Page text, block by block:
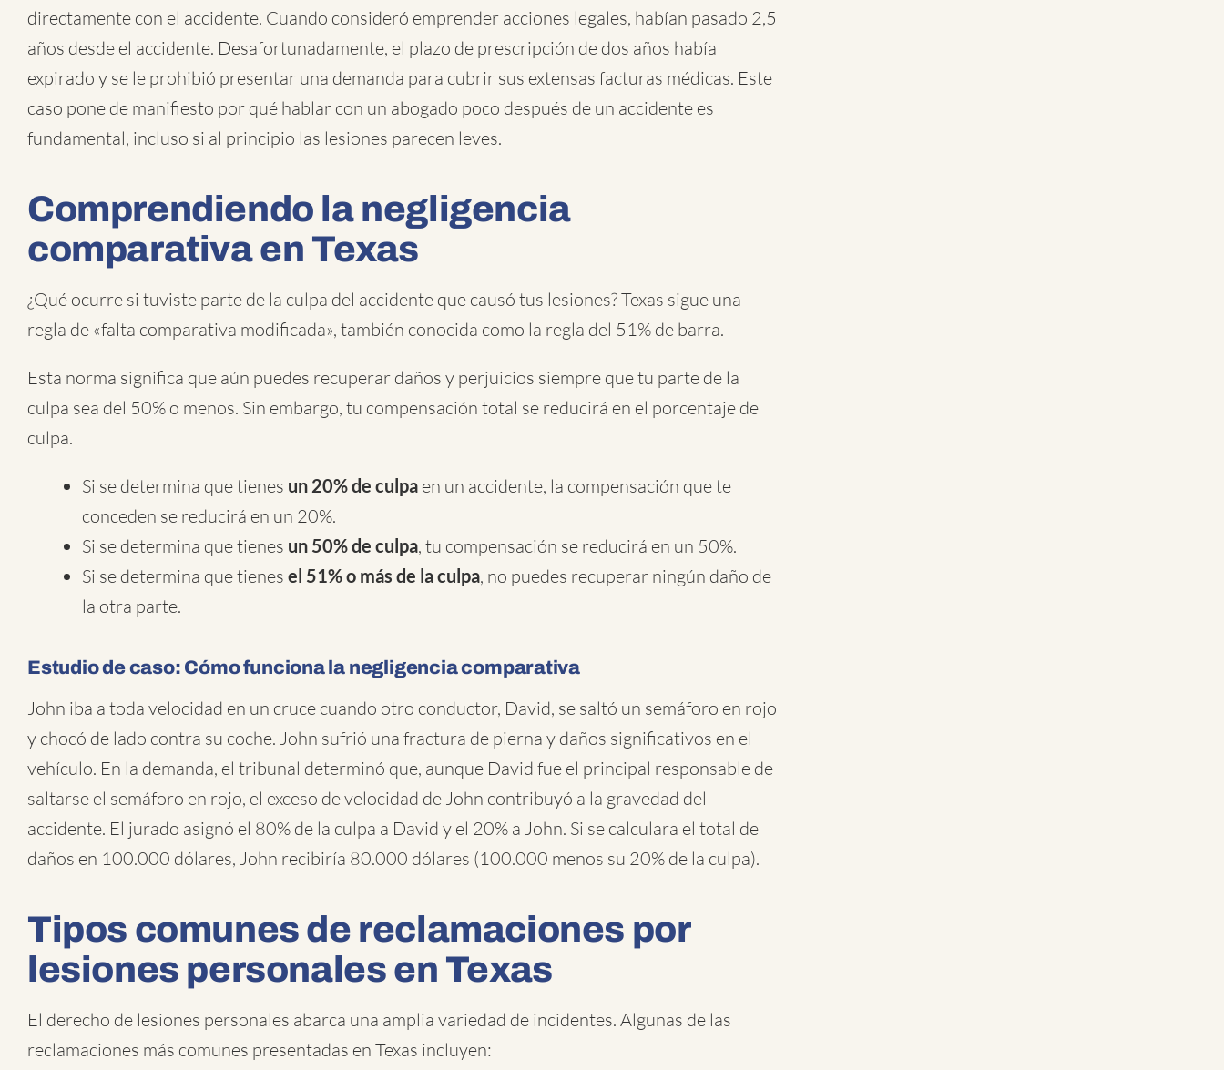
directamente con el accidente. Cuando consideró emprender acciones legales, habían pasado 2,5
años desde el accidente. Desafortunadamente, el plazo de prescripción de dos años había
expirado y se le prohibió presentar una demanda para cubrir sus extensas facturas médicas. Este
caso pone de manifiesto por qué hablar con un abogado poco después de un accidente es
fundamental, incluso si al principio las lesiones parecen leves.
Comprendiendo la negligencia
comparativa en Texas
¿Qué ocurre si tuviste parte de la culpa del accidente que causó tus lesiones? Texas sigue una
regla de «falta comparativa modificada», también conocida como la regla del 51% de barra.
Esta norma significa que aún puedes recuperar daños y perjuicios siempre que tu parte de la
culpa sea del 50% o menos. Sin embargo, tu compensación total se reducirá en el porcentaje de
culpa.
Si se determina que tienes un 20% de culpa en un accidente, la compensación que te
conceden se reducirá en un 20%.
Si se determina que tienes un 50% de culpa, tu compensación se reducirá en un 50%.
Si se determina que tienes el 51% o más de la culpa, no puedes recuperar ningún daño de
la otra parte.
Estudio de caso: Cómo funciona la negligencia comparativa
John iba a toda velocidad en un cruce cuando otro conductor, David, se saltó un semáforo en rojo
y chocó de lado contra su coche. John sufrió una fractura de pierna y daños significativos en el
vehículo. En la demanda, el tribunal determinó que, aunque David fue el principal responsable de
saltarse el semáforo en rojo, el exceso de velocidad de John contribuyó a la gravedad del
accidente. El jurado asignó el 80% de la culpa a David y el 20% a John. Si se calculara el total de
daños en 100.000 dólares, John recibiría 80.000 dólares (100.000 menos su 20% de la culpa).
Tipos comunes de reclamaciones por
lesiones personales en Texas
El derecho de lesiones personales abarca una amplia variedad de incidentes. Algunas de las
reclamaciones más comunes presentadas en Texas incluyen: